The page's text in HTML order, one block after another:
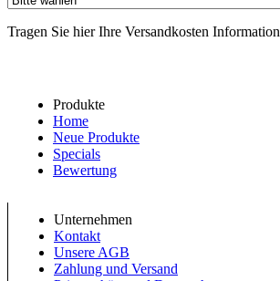
Tragen Sie hier Ihre Versandkosten
Produkte
Home
Neue Produkte
Specials
Bewertung
Unternehmen
Kontakt
Unsere AGB
Zahlung und Versand